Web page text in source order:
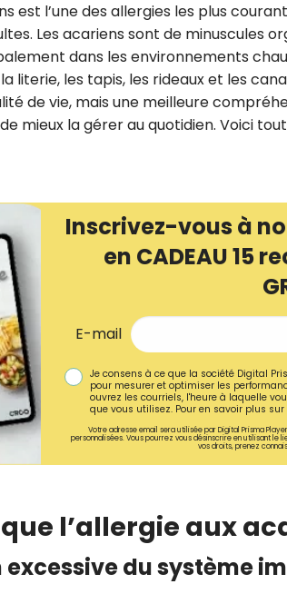
est l’une des allergies les plus
Les acariens sont de minuscules
dans les environnements
literie, les tapis, les rideaux et les
de vie, mais une meilleure
mieux la gérer au quotidien. Voici tout
Inscrivez-vous à
en CADEAU 15
E-mail
Je consens à ce que la société Digital
pour mesurer et optimiser les
ouvrez les courriels, l'heure à laquelle
que vous utilisez. Pour en savoir plus
Votre adresse email sera utilisée par Digital Prisma
personnalisées. Vous pourrez vous désinscrire en utilisant le
vos droits, prenez
l’allergie aux
excessive du système